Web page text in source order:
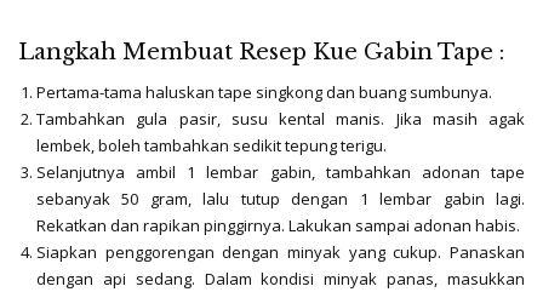
Langkah Membuat Resep Kue Gabin Tape :
Pertama-tama haluskan tape singkong dan buang sumbunya.
Tambahkan gula pasir, susu kental manis. Jika masih agak
lembek, boleh tambahkan sedikit tepung terigu.
Selanjutnya ambil 1 lembar gabin, tambahkan adonan tape
sebanyak 50 gram, lalu tutup dengan 1 lembar gabin lagi.
Rekatkan dan rapikan pinggirnya. Lakukan sampai adonan habis.
Siapkan penggorengan dengan minyak yang cukup. Panaskan
dengan api sedang. Dalam kondisi minyak panas, masukkan